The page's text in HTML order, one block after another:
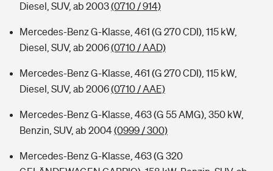
Diesel, SUV, ab 2003(0710 / 914)
Mercedes-Benz G-Klasse, 461 (G 270 CDI), 115 kW,
Diesel, SUV, ab 2006(0710 / AAD)
Mercedes-Benz G-Klasse, 461 (G 270 CDI), 115 kW,
Diesel, SUV, ab 2006(0710 / AAE)
Mercedes-Benz G-Klasse, 463 (G 55 AMG), 350 kW,
Benzin, SUV, ab 2004(0999 / 300)
Mercedes-Benz G-Klasse, 463 (G 320